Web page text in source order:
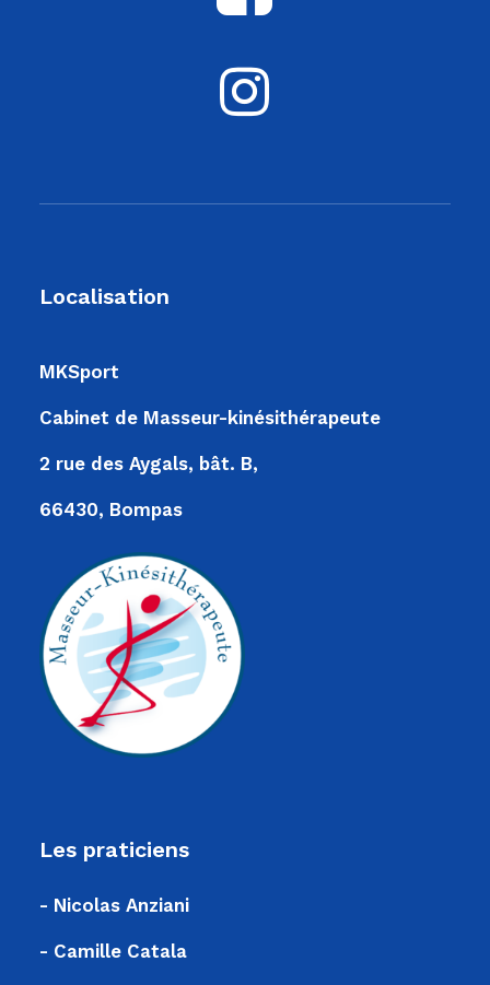
Localisation
MKSport
Cabinet de Masseur-kinésithérapeute
2 rue des Aygals, bât. B,
66430, Bompas
Les praticiens
- Nicolas Anziani
- Camille Catala